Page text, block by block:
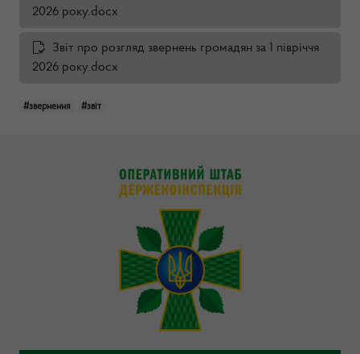
2026 року.docx
Звіт про розгляд звернень громадян за 1 півріччя
2026 року.docx
#звернення #звіт